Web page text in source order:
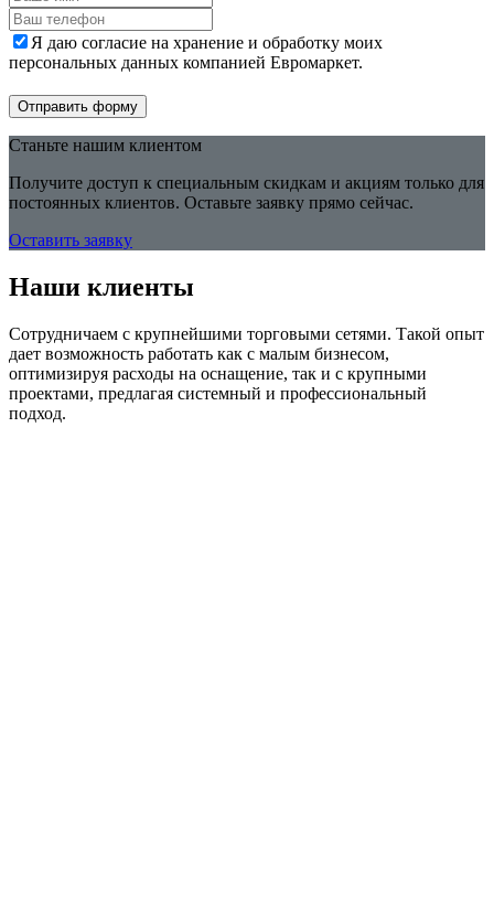
Я даю согласие на хранение и обработку моих
персональных данных компанией Евромаркет.
Отправить форму
Станьте нашим клиентом
Получите доступ к специальным скидкам и акциям только для
постоянных клиентов. Оставьте заявку прямо сейчас.
Оставить заявку
Наши клиенты
Сотрудничаем с крупнейшими торговыми сетями. Такой опыт
дает возможность работать как с малым бизнесом,
оптимизируя расходы на оснащение, так и с крупными
проектами, предлагая системный и профессиональный
подход.